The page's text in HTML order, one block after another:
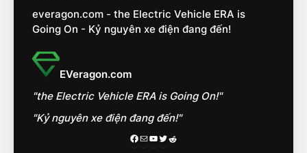
như thế nào?
ĐÁNH GIÁ XE
15
trên ngàn dặm đường
CÔNG NGHỆ AI, TỰ LÁI, ADAS,
ROBOTAXI
ĐÁNH GIÁ XE
everagon.com - the Electric Vehicle ERA is
Going On - Kỷ nguyên xe điện đang đến!
EVeragon.com
"the Electric Vehicle ERA is Going On!"
"Kỷ nguyên xe điện đang đến!"
Facebook
MailYoutube
Twitter